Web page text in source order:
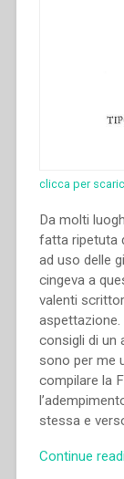
clicca per
Da molti
fatta ripetuta
ad uso delle
cingeva a
valenti
consigli di un
sono per me
com­pilare la
stessa e
Continue